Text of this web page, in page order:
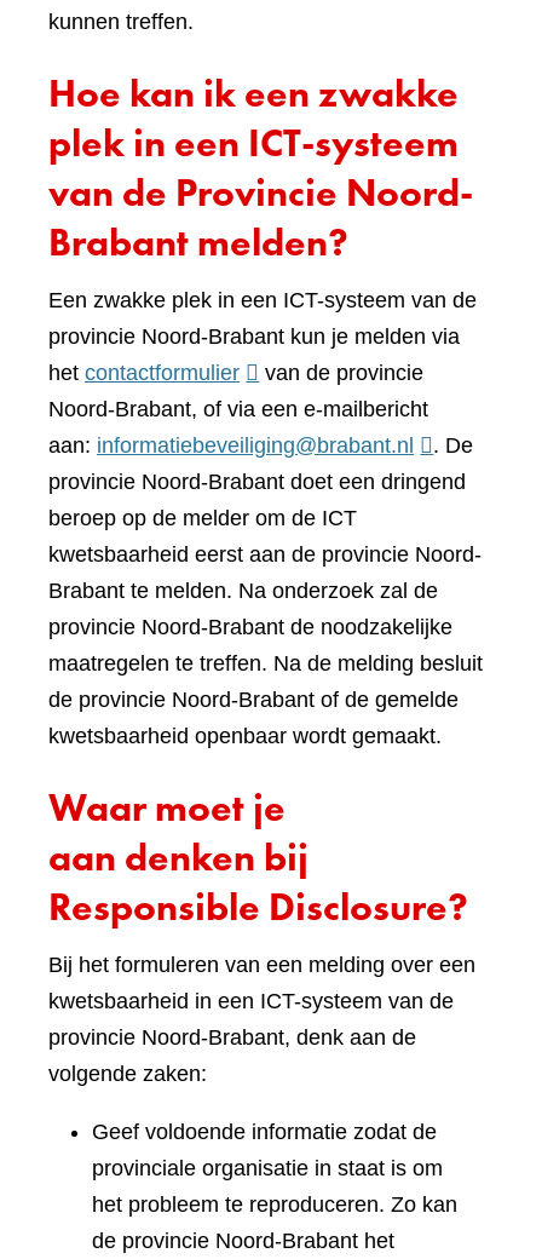
kunnen treffen.
Hoe kan ik een zwakke
plek in een ICT-systeem
van de Provincie Noord-
Brabant melden?
Een zwakke plek in een ICT-systeem van de
provincie Noord-Brabant kun je melden via
het contactformulier(verwijst
naar
een
andere
website)
van de provincie
Noord-Brabant, of via een e-mailbericht
aan: informatiebeveiliging@brabant.nl
. De
provincie Noord-Brabant doet een dringend
beroep op de melder om de ICT
kwetsbaarheid eerst aan de provincie Noord-
Brabant te melden. Na onderzoek zal de
provincie Noord-Brabant de noodzakelijke
maatregelen te treffen. Na de melding besluit
de provincie Noord-Brabant of de gemelde
kwetsbaarheid openbaar wordt gemaakt.
Waar moet je
aan denken bij
Responsible Disclosure?
Bij het formuleren van een melding over een
kwetsbaarheid in een ICT-systeem van de
provincie Noord-Brabant, denk aan de
volgende zaken:
Geef voldoende informatie zodat de
provinciale organisatie in staat is om
het probleem te reproduceren. Zo kan
de provincie Noord-Brabant het